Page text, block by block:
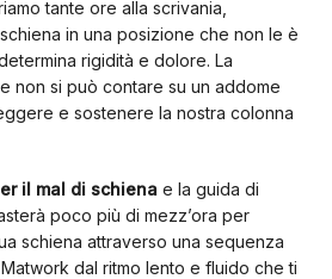
tante ore alla scrivania,
in una posizione che non le è
rigidità e dolore. La
non si può contare su un addome
e sostenere la nostra colonna
il mal di schiena e la guida di
poco più di mezz’ora per
schiena attraverso una sequenza
dal ritmo lento e fluido che ti